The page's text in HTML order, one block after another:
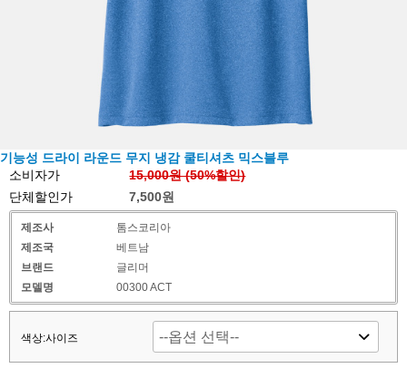
기능성 드라이 라운드 무지 냉감 쿨티셔츠 믹스블루
소비자가
15,000원 (50%할인)
단체할인가
7,500원
제조사
톰스코리아
제조국
베트남
브랜드
글리머
모델명
00300 ACT
색상:사이즈